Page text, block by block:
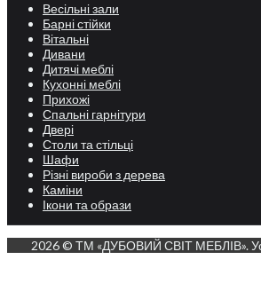
Весільні зали
Барні стійки
Вітальні
Дивани
Дитячі меблі
Кухонні меблі
Прихожі
Спальні гарнітури
Двері
Столи та стільці
Шафи
Різні вироби з дерева
Каміни
Ікони та образи
2026 © ТМ «ДУБОВИЙ СВІТ МЕБЛІВ».